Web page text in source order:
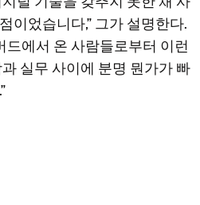
이었습니다,” 그가 설명한다.
드에서 온 사람들로부터 이런
실무 사이에 분명 뭔가가 빠